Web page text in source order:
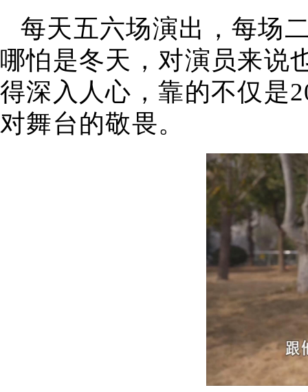
每天五六场演出，每场
哪怕是冬天，对演员来说
得深入人心，靠的不仅是
对舞台的敬畏。